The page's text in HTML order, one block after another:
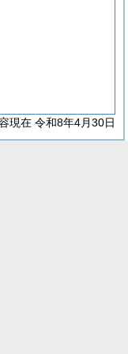
現在 令和8年4月30日